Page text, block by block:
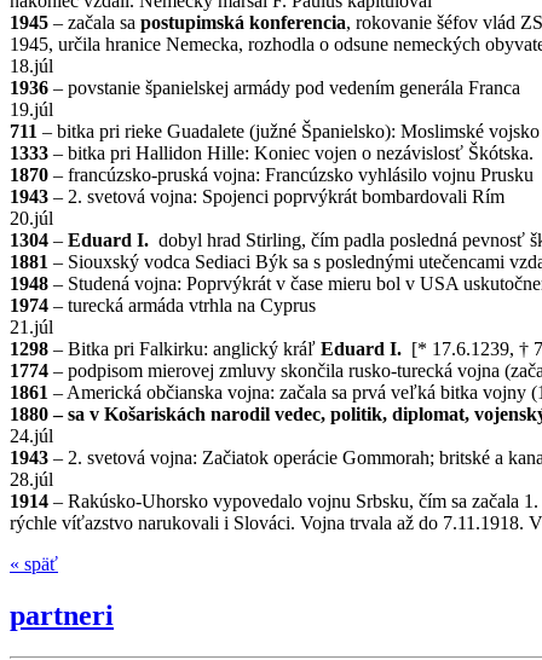
1945 – začala sa postupimská konferencia, rokovanie šéfov vlád
1945, určila hranice Nemecka, rozhodla o odsune nemeckých
18.júl
1936 – povstanie španielskej armády pod vedením generála Franca
19.júl
711 – bitka pri rieke Guadalete (južné Španielsko): Moslimské
1333 – bitka pri Hallidon Hille: Koniec vojen o nezávislosť Škótska.
1870 – francúzsko-pruská vojna: Francúzsko vyhlásilo vojnu Prusku
1943 – 2. svetová vojna: Spojenci poprvýkrát bombardovali Rím
20.júl
1304 – Eduard I. dobyl hrad Stirling, čím padla posledná pevnosť
1881 – Siouxský vodca Sediaci Býk sa s poslednými utečencami
1948 – Studená vojna: Poprvýkrát v čase mieru bol v USA
1974 – turecká armáda vtrhla na Cyprus
21.júl
1298 – Bitka pri Falkirku: anglický kráľ Eduard I. [* 17.6.1239, †
1774 – podpisom mierovej zmluvy skončila rusko-turecká vojna
1861 – Americká občianska vojna: začala sa prvá veľká bitka vojny
1880 – sa v Košariskách narodil vedec, politik, diplomat,
24.júl
1943 – 2. svetová vojna: Začiatok operácie Gommorah; britské a
28.júl
1914 – Rakúsko-Uhorsko vypovedalo vojnu Srbsku, čím sa začala
rýchle víťazstvo narukovali i Slováci. Vojna trvala až do 7.11.1918.
« späť
partneri